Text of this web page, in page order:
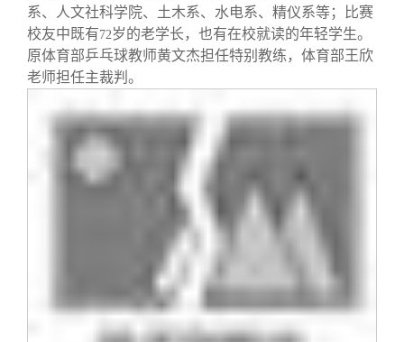
系、人文社科学院、土木系、水电系、精仪系等；比赛
校友中既有72岁的老学长，也有在校就读的年轻学生。
原体育部乒乓球教师黄文杰担任特别教练，体育部王欣
老师担任主裁判。